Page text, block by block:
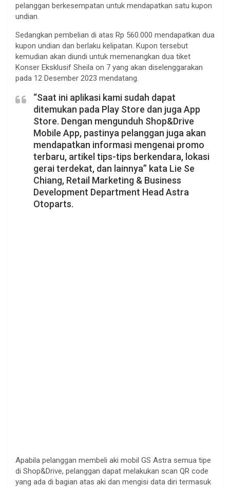
pelanggan berkesempatan untuk mendapatkan satu kupon
undian.
Sedangkan pembelian di atas Rp 560.000 mendapatkan dua
kupon undian dan berlaku kelipatan. Kupon tersebut
kemudian akan diundi untuk memenangkan dua tiket
Konser Eksklusif Sheila on 7 yang akan diselenggarakan
pada 12 Desember 2023 mendatang.
“Saat ini aplikasi kami sudah dapat
ditemukan pada Play Store dan juga App
Store. Dengan mengunduh Shop&Drive
Mobile App, pastinya pelanggan juga akan
mendapatkan informasi mengenai promo
terbaru, artikel tips-tips berkendara, lokasi
gerai terdekat, dan lainnya” kata Lie Se
Chiang, Retail Marketing & Business
Development Department Head Astra
Otoparts.
Apabila pelanggan membeli aki mobil GS Astra semua tipe
di Shop&Drive, pelanggan dapat melakukan scan QR code
yang ada di bagian atas aki dan mengisi data diri termasuk